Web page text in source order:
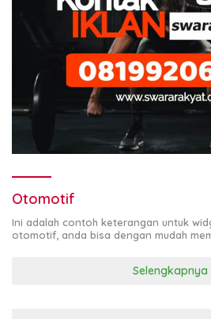
Otomotif
Ini adalah contoh keterangan untuk
otomotif, anda bisa dengan mudah
Selengkapnya